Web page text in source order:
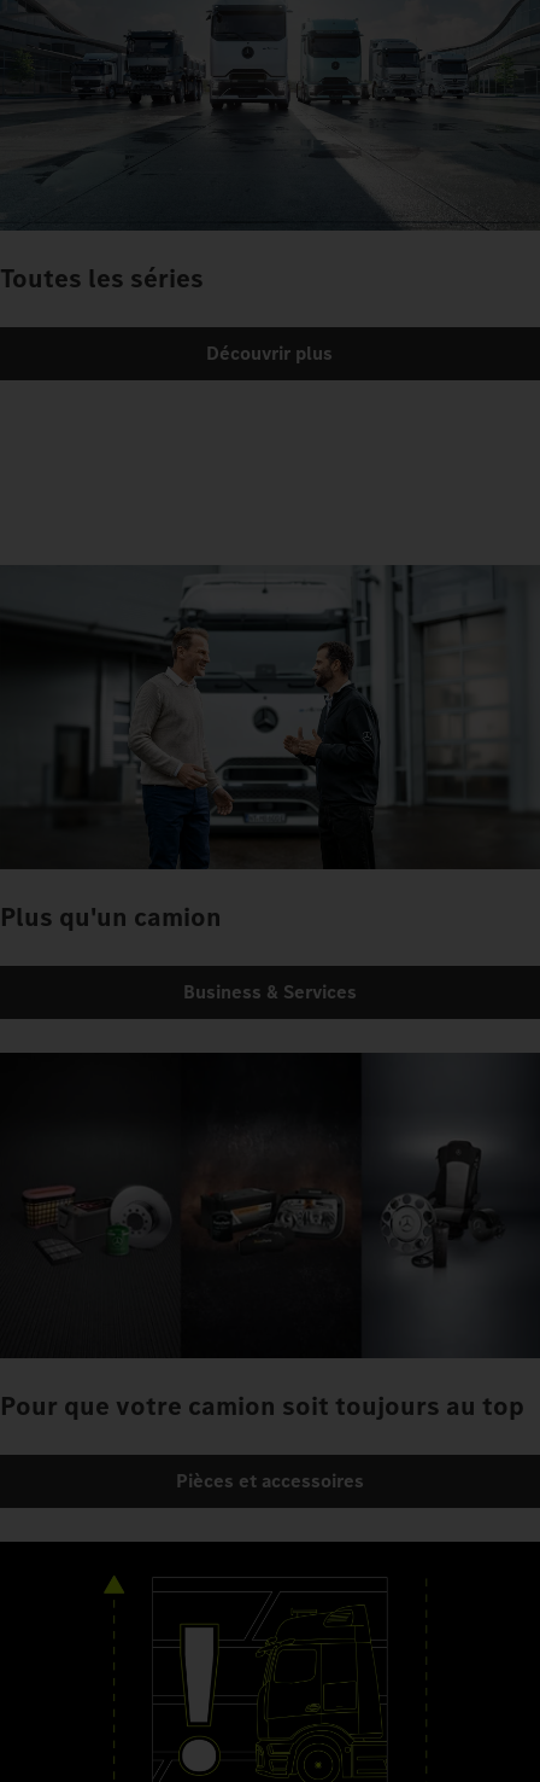
Toutes les séries
Découvrir plus
Plus qu'un camion
Business & Services
Pour que votre camion soit toujours au top
Pièces et accessoires